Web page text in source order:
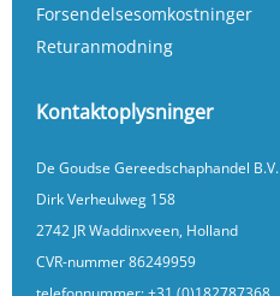
Forsendelsesomkostninger
Returanmodning
Kontaktoplysninger
De Goudse Gereedschaphandel B.V.
Dirk Verheulweg 158
2742 JR Waddinxveen, Holland
CVR-nummer 86249959